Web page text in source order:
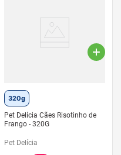
320g
Pet Delícia Cães Risotinho de
Frango - 320G
Pet Delícia